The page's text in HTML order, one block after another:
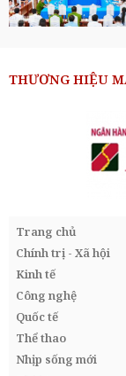
THƯƠNG HIỆU
Trang chủ
Chính trị - Xã hội
Kinh tế
Công nghệ
Quốc tế
Thể thao
Nhịp sống mới